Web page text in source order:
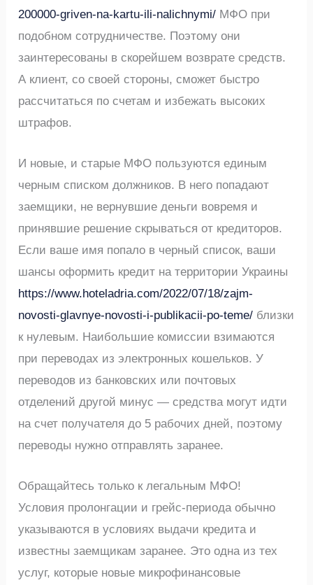
200000-griven-na-kartu-ili-nalichnymi/ МФО при
подобном сотрудничестве. Поэтому они
заинтересованы в скорейшем возврате средств.
А клиент, со своей стороны, сможет быстро
рассчитаться по счетам и избежать высоких
штрафов.
И новые, и старые МФО пользуются единым
черным списком должников. В него попадают
заемщики, не вернувшие деньги вовремя и
принявшие решение скрываться от кредиторов.
Если ваше имя попало в черный список, ваши
шансы оформить кредит на территории Украины
https://www.hoteladria.com/2022/07/18/zajm-
novosti-glavnye-novosti-i-publikacii-po-teme/ близки
к нулевым. Наибольшие комиссии взимаются
при переводах из электронных кошельков. У
переводов из банковских или почтовых
отделений другой минус — средства могут идти
на счет получателя до 5 рабочих дней, поэтому
переводы нужно отправлять заранее.
Обращайтесь только к легальным МФО!
Условия пролонгации и грейс-периода обычно
указываются в условиях выдачи кредита и
известны заемщикам заранее. Это одна из тех
услуг, которые новые микрофинансовые